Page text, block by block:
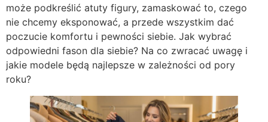
może podkreślić atuty figury, zamaskować to, czego
nie chcemy eksponować, a przede wszystkim dać
poczucie komfortu i pewności siebie. Jak wybrać
odpowiedni fason dla siebie? Na co zwracać uwagę i
jakie modele będą najlepsze w zależności od pory
roku?